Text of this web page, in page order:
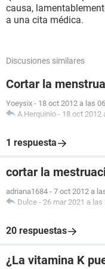
causa,
a una cita médica.
Discusiones similares
Cortar la
Yoeysix - 18 oct 2012 a las
A.Herquinio - 18 oct 2012
1 respuesta
cortar la
adriana1684 - 7 oct 2012 a
Dulce - 26 mar 2021 a las
20 respuestas
¿La vitamina K